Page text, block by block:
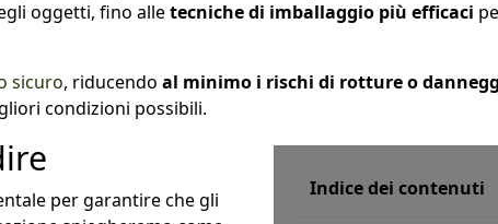
oggetti, fino alletecniche di imballaggio più efficaci
sicuro, riducendo al minimo i rischi di rotture o
condizioni possibili.
Indice dei contenuti
per garantire che gli